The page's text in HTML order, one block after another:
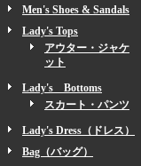
Men's Shoes & Sandals
Lady's Tops
アウター・ジャケ
ット
Lady's Bottoms
スカート・パンツ
Lady's Dress（ドレス）
Bag（バッグ）